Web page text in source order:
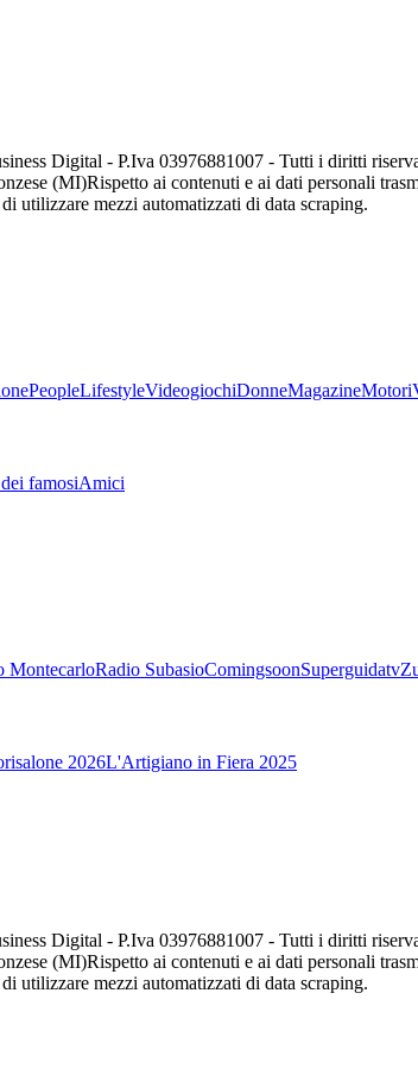
Digital - P.Iva 03976881007 - Tutti i diritti
(MI)Rispetto ai contenuti e ai dati personali
utilizzare mezzi automatizzati di data scraping.
PeopleLifestyleVideogiochiDonneMagazineMotori
famosiAmici
MontecarloRadio SubasioComingsoonSuperguidatv
2026L'Artigiano in Fiera 2025
Digital - P.Iva 03976881007 - Tutti i diritti
(MI)Rispetto ai contenuti e ai dati personali
utilizzare mezzi automatizzati di data scraping.